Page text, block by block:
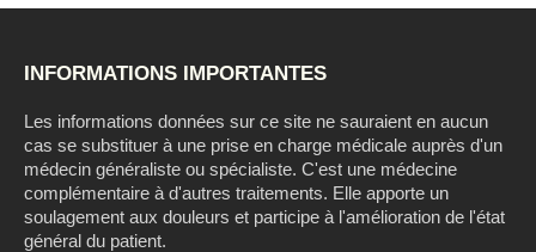
INFORMATIONS IMPORTANTES
Les informations données sur ce site ne sauraient en aucun
cas se substituer à une prise en charge médicale auprès d'un
médecin généraliste ou spécialiste. C'est une médecine
complémentaire à d'autres traitements. Elle apporte un
soulagement aux douleurs et participe à l'amélioration de l'état
général du patient.